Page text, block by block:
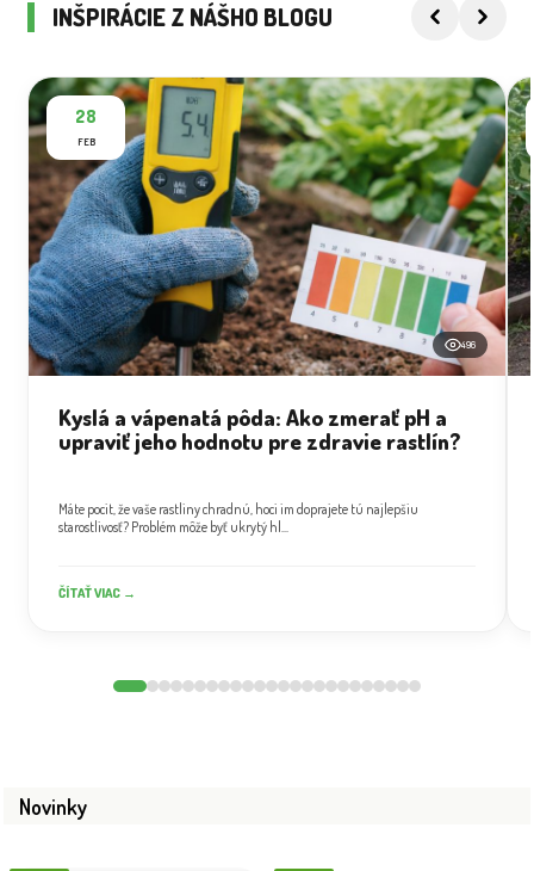
INŠPIRÁCIE Z NÁŠHO BLOGU
28
FEB
496
Kyslá a vápenatá pôda: Ako zmerať pH a
upraviť jeho hodnotu pre zdravie rastlín?
Máte pocit, že vaše rastliny chradnú, hoci im doprajete tú najlepšiu
starostlivosť? Problém môže byť ukrytý hl...
ČÍTAŤ VIAC →
Novinky